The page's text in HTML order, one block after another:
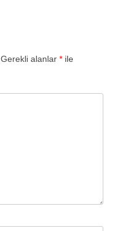
Gerekli alanlar * ile